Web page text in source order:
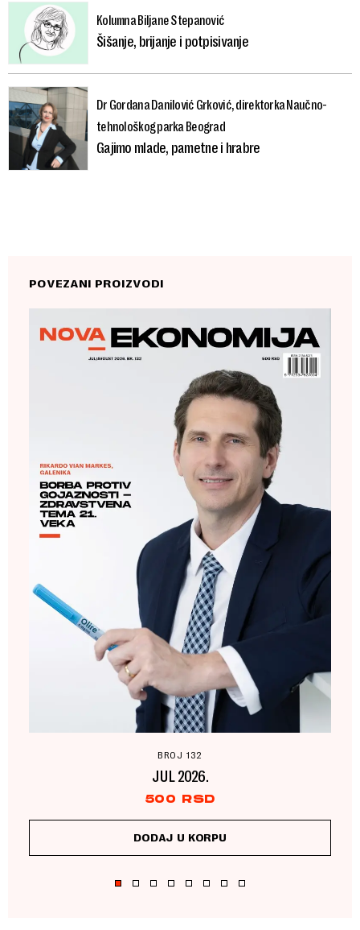
Kolumna Biljane Stepanović
Šišanje, brijanje i potpisivanje
Dr Gordana Danilović Grković, direktorka Naučno-
tehnološkog parka Beograd
Gajimo mlade, pametne i hrabre
POVEZANI PROIZVODI
BROJ 132
JUL 2026.
500 RSD
DODAJ U KORPU